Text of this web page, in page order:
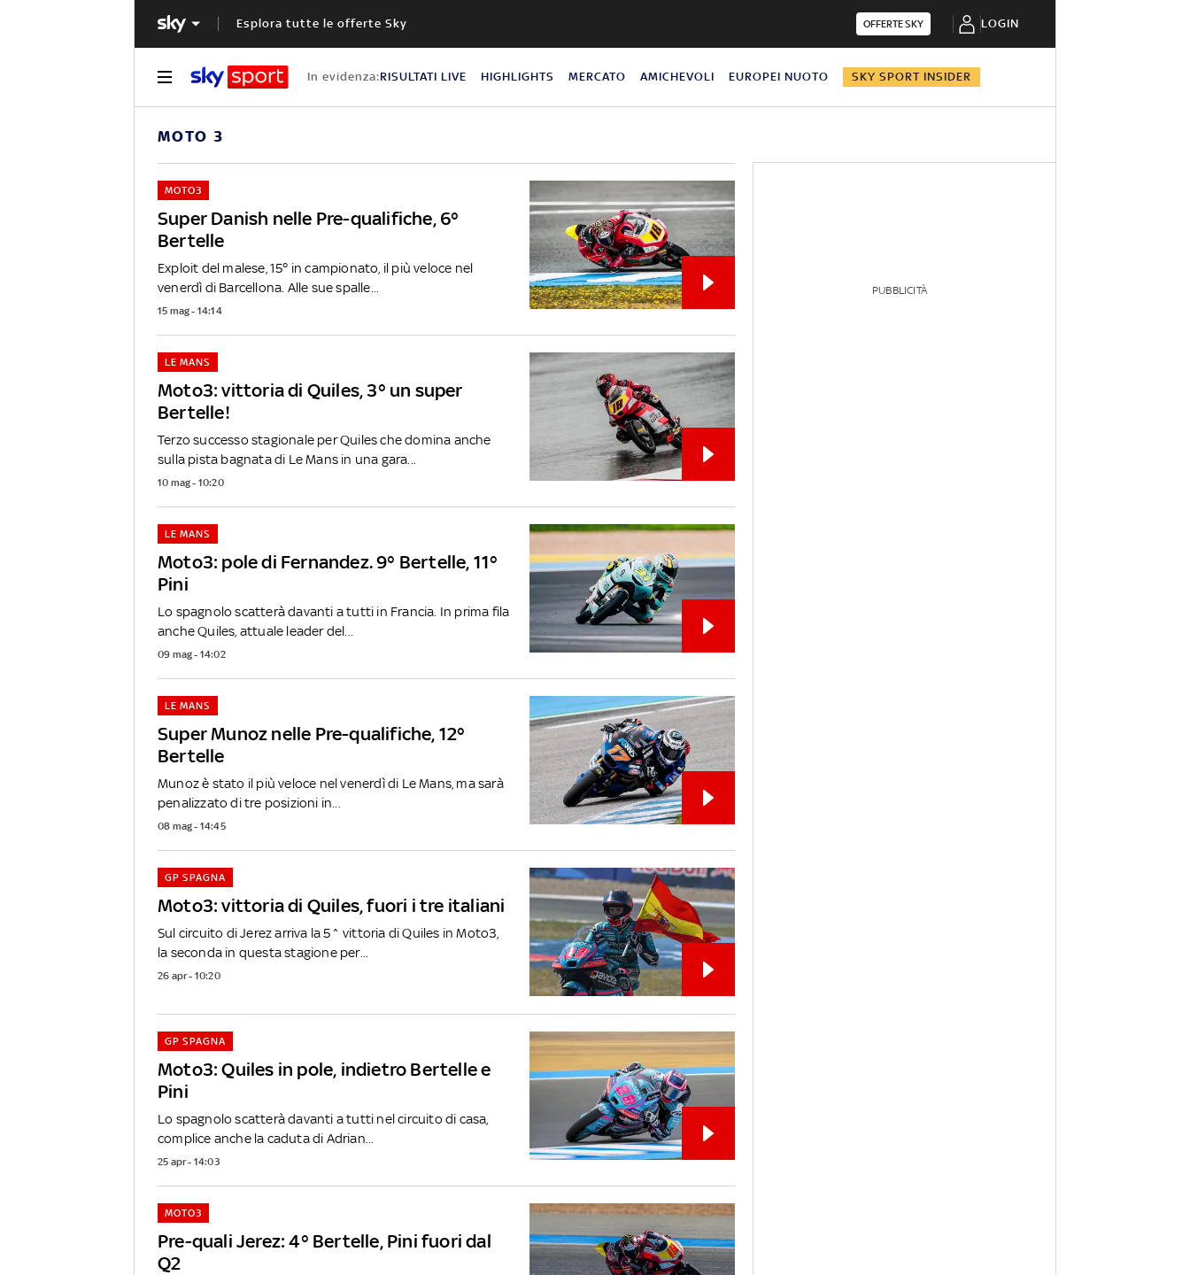
Esplora tutte le offerte Sky OFFERTE SKY LOGIN
In evidenza:RISULTATI LIVE HIGHLIGHTS MERCATO AMICHEVOLI EUROPEI NUOTO SKY SPORT INSIDER
MOTO 3
Super Danish nelle Pre-qualifiche, 6°
Bertelle
MOTO3
Exploit del malese, 15° in campionato, il più veloce nel
venerdì di Barcellona. Alle sue spalle...
15 mag - 14:14
Moto3: vittoria di Quiles, 3° un super
Bertelle!
LE MANS
Terzo successo stagionale per Quiles che domina anche
sulla pista bagnata di Le Mans in una gara...
10 mag - 10:20
Moto3: pole di Fernandez. 9° Bertelle, 11°
Pini
LE MANS
Lo spagnolo scatterà davanti a tutti in Francia. In prima fila
anche Quiles, attuale leader del...
09 mag - 14:02
Super Munoz nelle Pre-qualifiche, 12°
Bertelle
LE MANS
Munoz è stato il più veloce nel venerdì di Le Mans, ma sarà
penalizzato di tre posizioni in...
08 mag - 14:45
Moto3: vittoria di Quiles, fuori i tre italiani
GP SPAGNA
Sul circuito di Jerez arriva la 5^ vittoria di Quiles in Moto3,
la seconda in questa stagione per...
26 apr - 10:20
Moto3: Quiles in pole, indietro Bertelle e
Pini
GP SPAGNA
Lo spagnolo scatterà davanti a tutti nel circuito di casa,
complice anche la caduta di Adrian...
25 apr - 14:03
Pre-quali Jerez: 4° Bertelle, Pini fuori dal
Q2
MOTO3
PUBBLICITÀ